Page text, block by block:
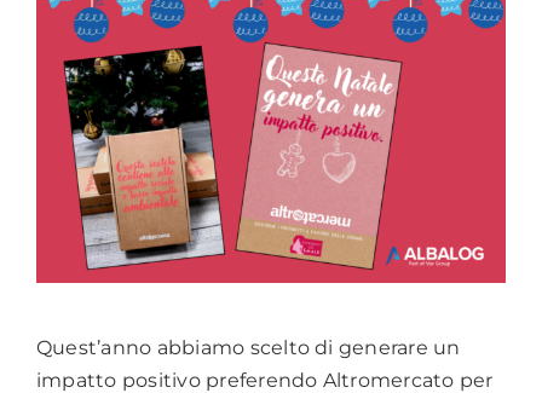
Preventivo online
Quest’anno abbiamo scelto di generare un
impatto positivo preferendo Altromercato per